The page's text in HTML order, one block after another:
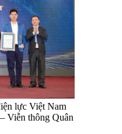
lực Việt Nam
Viễn thông Quân